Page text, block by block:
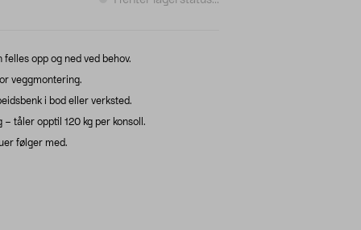
opp og ned ved behov.
veggmontering.
i bod eller verksted.
– tåler opptil 120 kg per konsoll.
følger med.